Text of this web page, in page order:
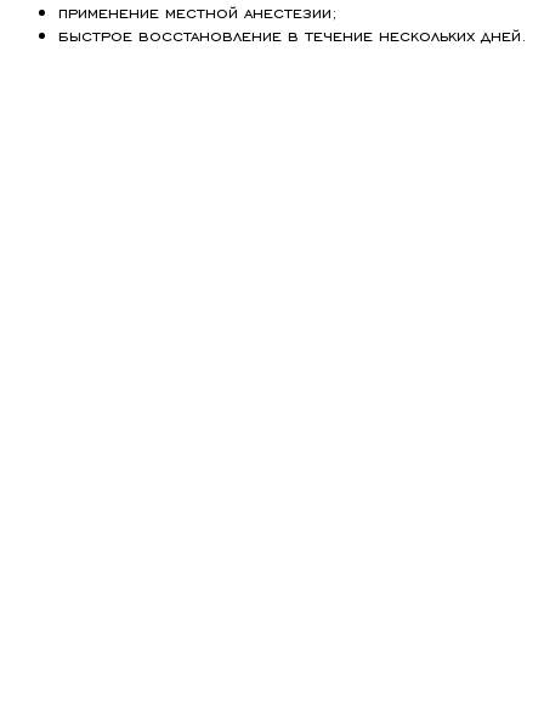
применение местной анестезии;
быстрое восстановление в течение нескольких дней.